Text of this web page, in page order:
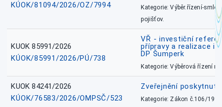
KÚOK/81094/2026/OZ/7994
Kategorie: Výběr.řízení-
pojišťov.
KUOK 85991/2026
KÚOK/85991/2026/PÚ/738
VŘ - investiční
přípravy a realizace
DP Šumperk
Kategorie: Výběrová řízení
KUOK 84241/2026
KÚOK/76583/2026/OMPSČ/523
Zveřejnění
Kategorie: Zákon č.106/1999